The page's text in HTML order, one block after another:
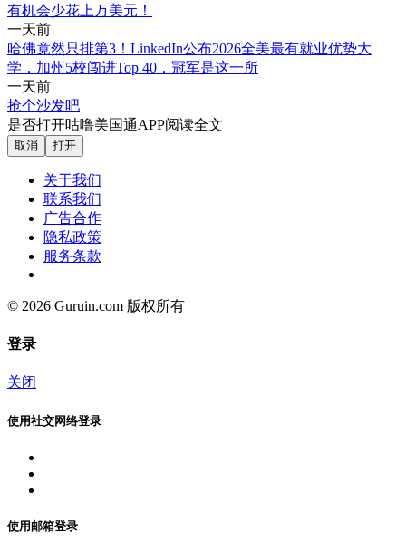
有机会少花上万美元！
一天前
哈佛竟然只排第3！LinkedIn公布2026全美最有就业优势大
学，加州5校闯进Top 40，冠军是这一所
一天前
抢个沙发吧
是否打开咕噜美国通APP阅读全文
取消 打开
关于我们
联系我们
广告合作
隐私政策
服务条款
© 2026 Guruin.com 版权所有
登录
关闭
使用社交网络登录
使用邮箱登录